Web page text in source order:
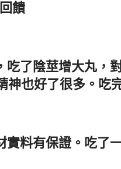
饋
了陰莖增大丸
也好了很多。吃
料有保證。吃了